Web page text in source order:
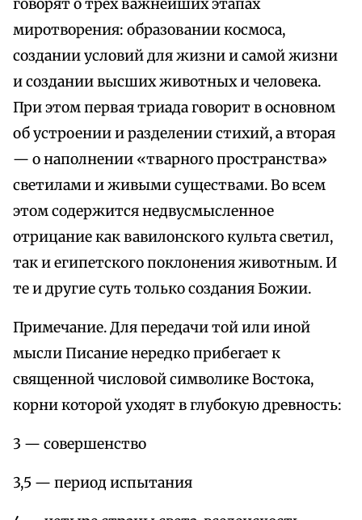
говорят о трех важнейших этапах
миротворения: образовании космоса,
создании условий для жизни и самой жизни
и создании высших животных и человека.
При этом первая триада говорит в основном
об устроении и разделении стихий, а вторая
— о наполнении «тварного пространства»
светилами и живыми существами. Во всем
этом содержится недвусмысленное
отрицание как вавилонского культа светил,
так и египетского поклонения животным. И
те и другие суть только создания Божии.
Примечание. Для передачи той или иной
мысли Писание нередко прибегает к
священной числовой символике Востока,
корни которой уходят в глубокую древность:
3 — совершенство
3,5 — период испытания